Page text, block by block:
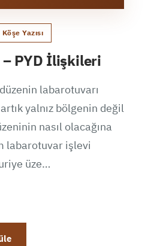
Köşe Yazısı
PYD İlişkileri
labarotuvarı
yalnız bölgenin değil
nasıl olacağına
labarotuvar işlevi
üze…